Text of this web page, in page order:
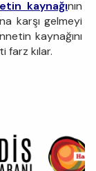
kaynağının
karşı gelmeyi
kaynağını
farz kılar.